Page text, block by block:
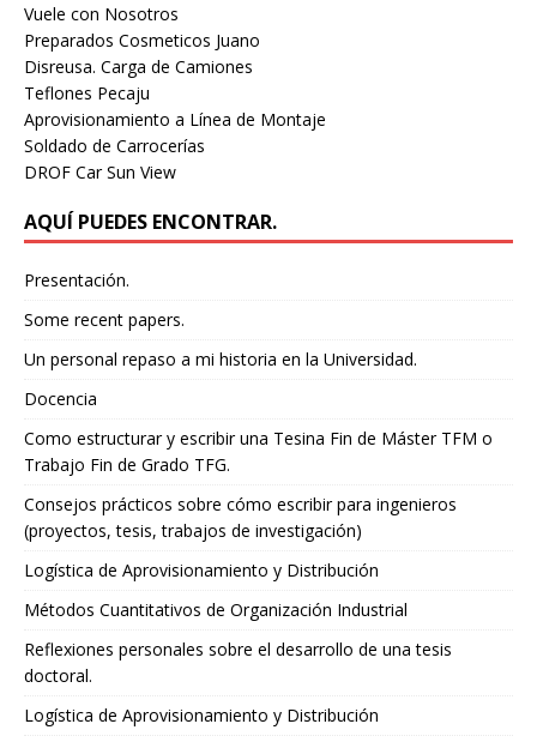
Vuele con Nosotros
Preparados Cosmeticos Juano
Disreusa. Carga de Camiones
Teflones Pecaju
Aprovisionamiento a Línea de Montaje
Soldado de Carrocerías
DROF Car Sun View
AQUÍ PUEDES ENCONTRAR.
Presentación.
Some recent papers.
Un personal repaso a mi historia en la Universidad.
Docencia
Como estructurar y escribir una Tesina Fin de Máster TFM o
Trabajo Fin de Grado TFG.
Consejos prácticos sobre cómo escribir para ingenieros
(proyectos, tesis, trabajos de investigación)
Logística de Aprovisionamiento y Distribución
Métodos Cuantitativos de Organización Industrial
Reflexiones personales sobre el desarrollo de una tesis
doctoral.
Logística de Aprovisionamiento y Distribución